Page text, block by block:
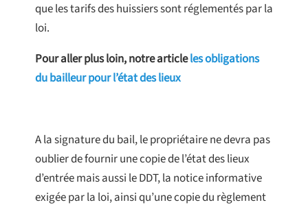
que les tarifs des huissiers sont réglementés par la
loi.
Pour aller plus loin, notre articleles obligations
du bailleur pour l’état des lieux
A la signature du bail, le propriétaire ne devra pas
oublier de fournir une copie de l’état des lieux
d’entrée mais aussi le DDT, la notice informative
exigée par la loi, ainsi qu’une copie du règlement